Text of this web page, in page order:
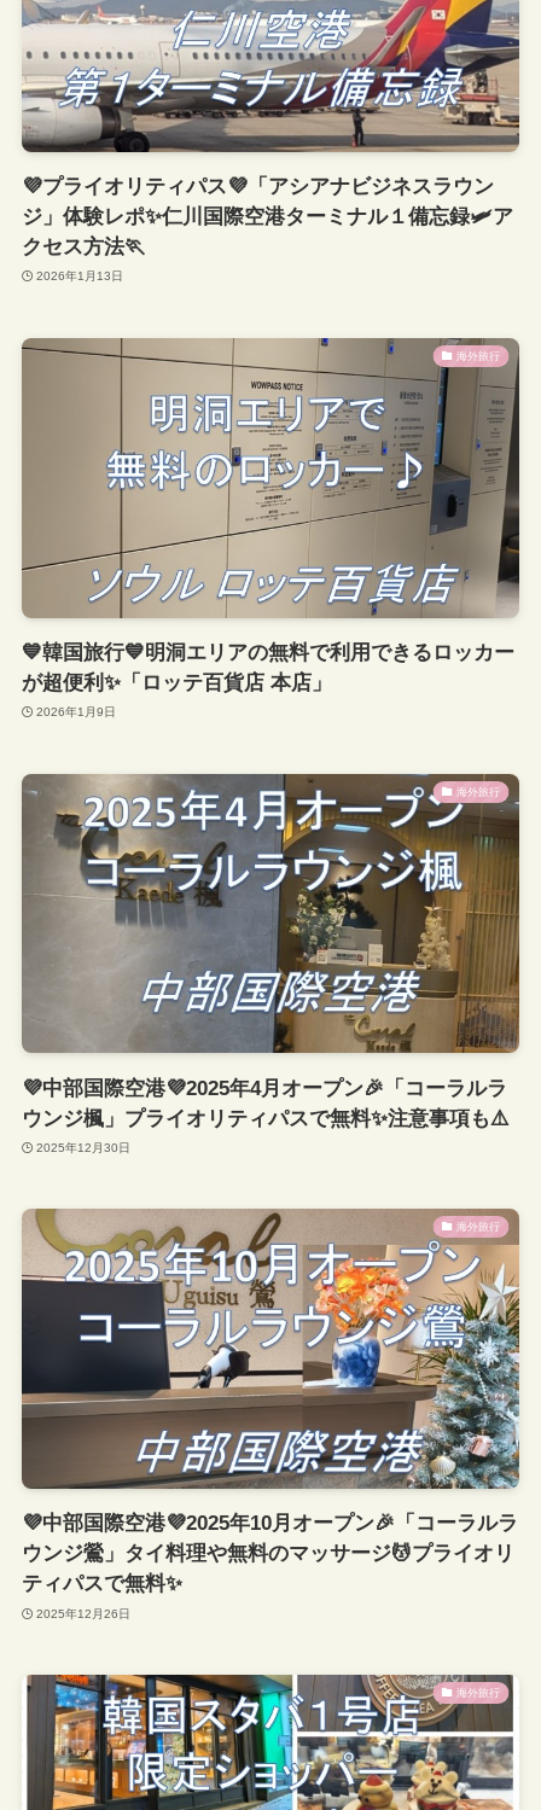
💜プライオリティパス💜「アシアナビジネスラウン
ジ」体験レポ✨仁川国際空港ターミナル１備忘録🛩ア
クセス方法🏃
2026年1月13日
海外旅行
💙韓国旅行💙明洞エリアの無料で利用できるロッカー
が超便利✨「ロッテ百貨店 本店」
2026年1月9日
海外旅行
💜中部国際空港💜2025年4月オープン🎉「コーラルラ
ウンジ楓」プライオリティパスで無料✨注意事項も⚠️
2025年12月30日
海外旅行
💜中部国際空港💜2025年10月オープン🎉「コーラルラ
ウンジ鶯」タイ料理や無料のマッサージ💆プライオリ
ティパスで無料✨
2025年12月26日
海外旅行